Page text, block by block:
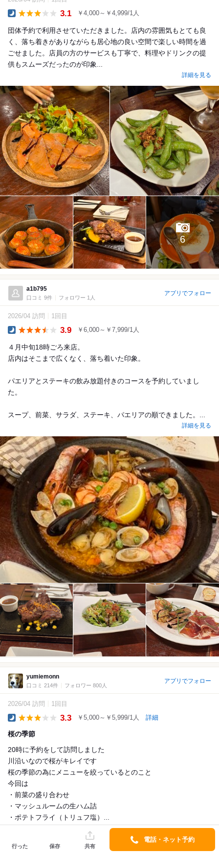
3.1 ￥4,000～￥4,999/1人
団体予約で利用させていただきました。店内の雰囲気もとても良
く、落ち着きがありながらも居心地の良い空間で楽しい時間を過
ごせました。店員の方のサービスも丁寧で、料理やドリンクの提
供もスムーズだったのが印象...
詳細を見る
6
a1b795
口コミ 9件 フォロワー 1人
アプリでフォロー
2026/04 訪問 1回目
3.9 ￥6,000～￥7,999/1人
４月中旬18時ごろ来店。
店内はそこまで広くなく、落ち着いた印象。
パエリアとステーキの飲み放題付きのコースを予約していまし
た。
スープ、前菜、サラダ、ステーキ、パエリアの順できました。...
詳細を見る
yumiemonn
口コミ 214件 フォロワー 800人
アプリでフォロー
2026/04 訪問 1回目
3.3 ￥5,000～￥5,999/1人 詳細
桜の季節
20時に予約をして訪問しました
川沿いなので桜がキレイです
桜の季節の為にメニューを絞っているとのこと
今回は
・前菜の盛り合わせ
・マッシュルームの生ハム詰
・ポテトフライ（トリュフ塩）...
詳細を見る
行った 保存 共有
電話・ネット予約